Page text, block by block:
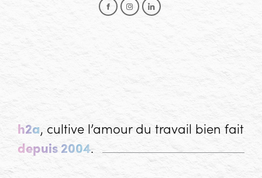
Facebook
Instagram
LinkedIn
h2a, cultive l’amour du travail bien fait
depuis 2004.